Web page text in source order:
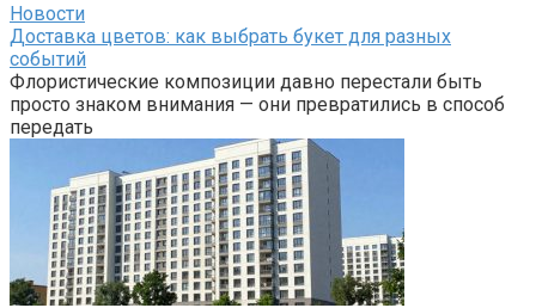
Новости
Доставка цветов: как выбрать букет для разных
событий
Флористические композиции давно перестали быть
просто знаком внимания — они превратились в способ
передать